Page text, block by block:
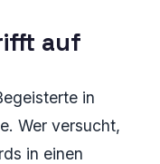
auf
in
Wer versucht,
in einen